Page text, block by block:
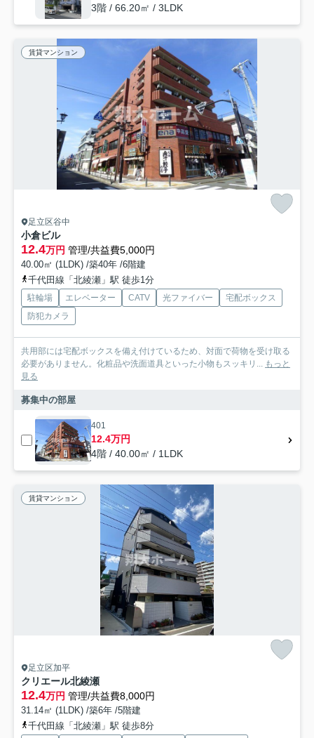
3階 / 66.20㎡ / 3LDK
賃貸マンション
足立区谷中
小倉ビル
12.4万円 管理/共益費5,000円
40.00㎡ (1LDK) /築40年 /6階建
千代田線「北綾瀬」駅 徒歩1分
駐輪場 エレベーター CATV 光ファイバー
宅配ボックス
防犯カメラ
共用部には宅配ボックスを備え付けているため、対面で荷物を受け取る
必要がありません。化粧品や洗面道具といった小物もスッキリ... もっと
見る
募集中の部屋
401
12.4万円
4階 / 40.00㎡ / 1LDK
賃貸マンション
足立区加平
クリエール北綾瀬
12.4万円 管理/共益費8,000円
31.14㎡ (1LDK) /築6年 /5階建
千代田線「北綾瀬」駅 徒歩8分